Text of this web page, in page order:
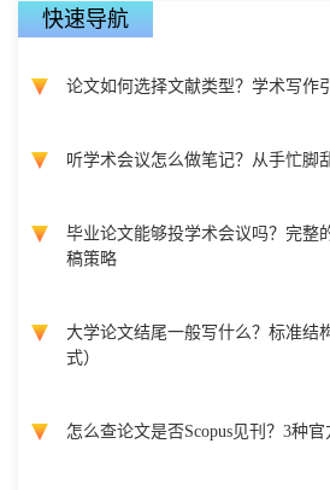
快速导航
论文如何选择文献类型？学术写作
听学术会议怎么做笔记？从手忙脚
毕业论文能够投学术会议吗？完整
稿策略
大学论文结尾一般写什么？标准结
式）
怎么查论文是否Scopus见刊？3种